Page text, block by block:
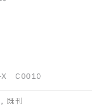
X C0010
, 既刊